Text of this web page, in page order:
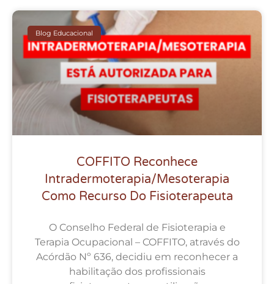
Blog Educacional
COFFITO Reconhece
Intradermoterapia/Mesoterapia
Como Recurso Do Fisioterapeuta
O Conselho Federal de Fisioterapia e
Terapia Ocupacional – COFFITO, através do
Acórdão Nº 636, decidiu em reconhecer a
habilitação dos profissionais